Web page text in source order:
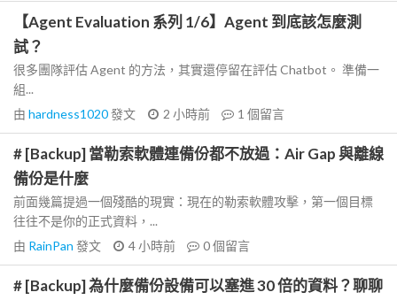
【Agent Evaluation 系列 1/6】Agent 到底該怎麼測
試？
很多團隊評估 Agent 的方法，其實還停留在評估 Chatbot。 準備一
組...
由 hardness1020發文 2 小時前 1 個留言
# [Backup] 當勒索軟體連備份都不放過：Air Gap 與離線
備份是什麼
前面幾篇提過一個殘酷的現實：現在的勒索軟體攻擊，第一個目標
往往不是你的正式資料，...
由 RainPan 發文 4 小時前 0個留言
# [Backup] 為什麼備份設備可以塞進 30 倍的資料？聊聊